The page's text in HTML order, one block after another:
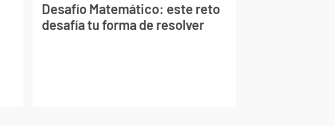
Desafío Matemático: este reto
desafía tu forma de resolver